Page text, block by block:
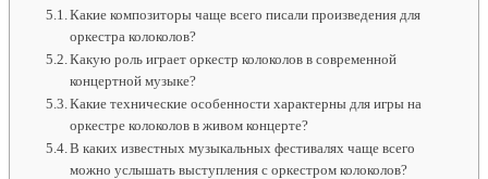
Какие композиторы чаще всего писали произведения для
оркестра колоколов?
Какую роль играет оркестр колоколов в современной
концертной музыке?
Какие технические особенности характерны для игры на
оркестре колоколов в живом концерте?
В каких известных музыкальных фестивалях чаще всего
можно услышать выступления с оркестром колоколов?